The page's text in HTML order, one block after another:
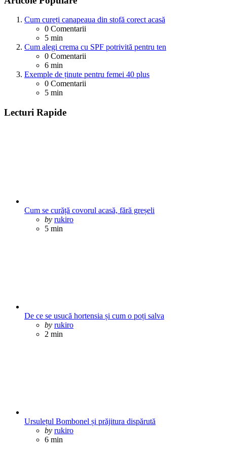
Cum cureți canapeaua din stofă corect acasă
0 Comentarii
5 min
Cum alegi crema cu SPF potrivită pentru ten
0 Comentarii
6 min
Exemple de ținute pentru femei 40 plus
0 Comentarii
5 min
Lecturi Rapide
Cum se curăță covorul acasă, fără greșeli
Posted
by rukiro
5 min
De ce se usucă hortensia și cum o poți salva
Posted
by rukiro
2 min
Ursulețul Bombonel și prăjitura dispărută
Posted
by rukiro
6 min